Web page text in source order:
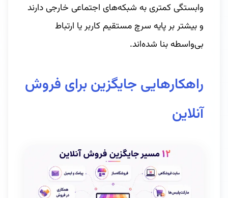
وابستگی کمتری به شبکه‌های اجتماعی خارجی دارند
و بیشتر بر پایه سرچ مستقیم کاربر یا ارتباط
بی‌واسطه بنا شده‌اند.
راهکارهایی جایگزین برای فروش
آنلاین